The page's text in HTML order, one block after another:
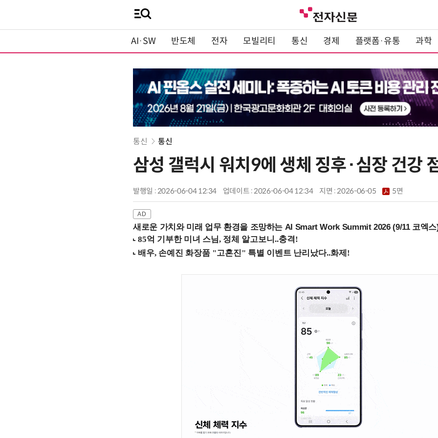
AI·SW 반도체 전자 모빌리티 통신 경제 플랫폼·유통 과학
통신 통신
삼성 갤럭시 워치9에 생체 징후·심장 건강
발행일 : 2026-06-04 12:34 업데이트 : 2026-06-04 12:34 지면 :2026-06-05 5면
새로운 가치와 미래 업무 환경을 조망하는 AI Smart Work Summit 2026 (9/11 코엑